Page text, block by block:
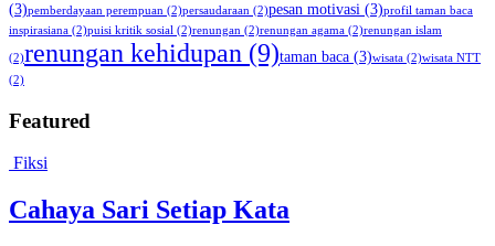
(3)pemberdayaan perempuan (2)persaudaraan (2)pesan motivasi (3)profil taman baca
inspirasiana (2)puisi kritik sosial (2)renungan (2)renungan agama (2)renungan islam
(2)renungan kehidupan (9)taman baca (3)wisata (2)wisata NTT
(2)
Featured
Fiksi
Cahaya Sari Setiap Kata